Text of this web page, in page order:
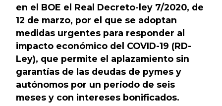
en el BOE el Real Decreto-ley 7/2020, de
12 de marzo, por el que se adoptan
medidas urgentes para responder al
impacto económico del COVID-19 (RD-
Ley), que permite el aplazamiento sin
garantías de las deudas de pymes y
autónomos por un período de seis
meses y con intereses bonificados.